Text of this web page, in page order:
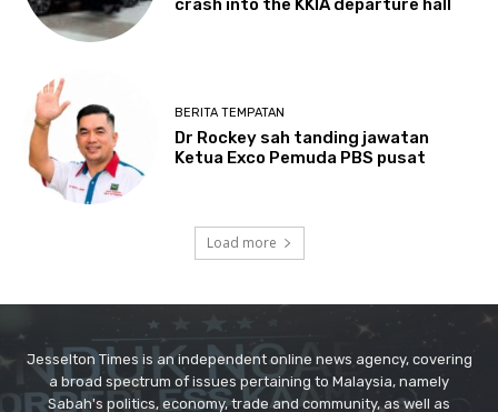
Jesselton Times is an independent online news agency, covering
a broad spectrum of issues pertaining to Malaysia, namely
Sabah's politics, economy, trade and community, as well as